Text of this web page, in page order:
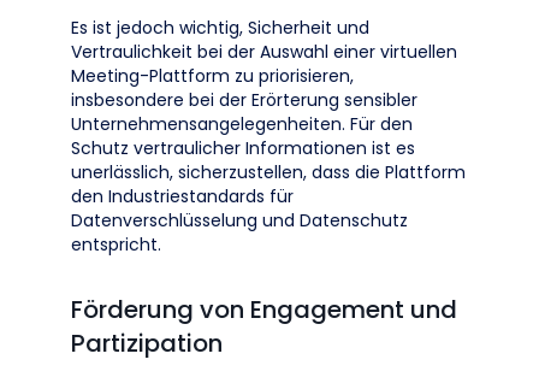
Es ist jedoch wichtig, Sicherheit und
Vertraulichkeit bei der Auswahl einer virtuellen
Meeting-Plattform zu priorisieren,
insbesondere bei der Erörterung sensibler
Unternehmensangelegenheiten. Für den
Schutz vertraulicher Informationen ist es
unerlässlich, sicherzustellen, dass die Plattform
den Industriestandards für
Datenverschlüsselung und Datenschutz
entspricht.
Förderung von Engagement und
Partizipation